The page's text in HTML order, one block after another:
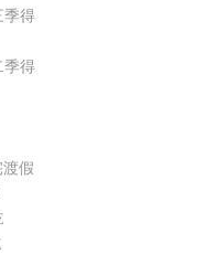
季得
季得
假